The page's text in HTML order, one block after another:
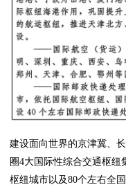
建设面向世界的京津冀、
圈4大国际性综合交通枢纽
枢纽城市以及80个左右全